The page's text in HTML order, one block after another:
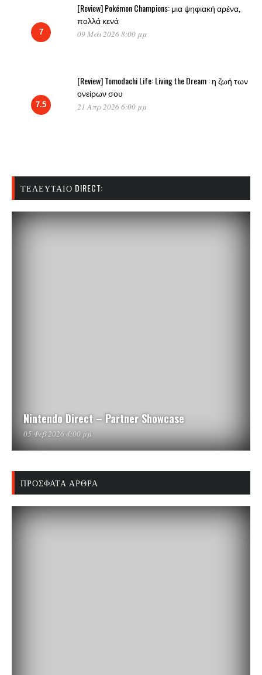
7
[Review] Pokémon Champions: μια ψηφιακή αρένα,
πολλά κενά
09 Μάι 2026 8:00 μμ
7.5
[Review] Tomodachi Life: Living the Dream : η ζωή των
ονείρων σου
21 Απρ 2026 6:00 μμ
ΤΕΛΕΥΤΑΊΟ DIRECT:
Nintendo Direct – Partner Showcase
05 Φεβ 2026 4:00 μμ
ΠΡΌΣΦΑΤΑ ΆΡΘΡΑ